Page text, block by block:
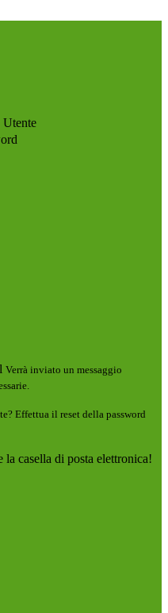
Utente
Verrà inviato un messaggio
Effettua il reset della password
casella di posta elettronica!